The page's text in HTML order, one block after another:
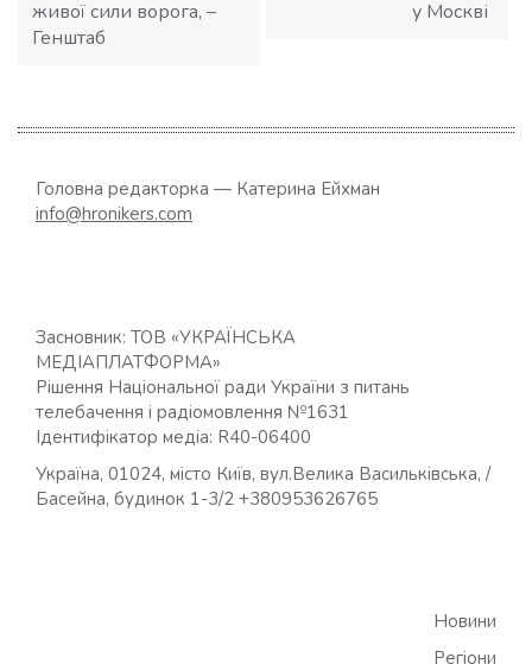
живої сили ворога, –
Генштаб
у Москві
Головна редакторка — Катерина Ейхман
info@hronikers.com
Засновник: ТОВ «УКРАЇНСЬКА
МЕДІАПЛАТФОРМА»
Рішення Національної ради України з питань
телебачення і радіомовлення №1631
Ідентифікатор медіа: R40-06400
Україна, 01024, місто Київ, вул.Велика Васильківська, /
Басейна, будинок 1-3/2 +380953626765
Новини
Регіони